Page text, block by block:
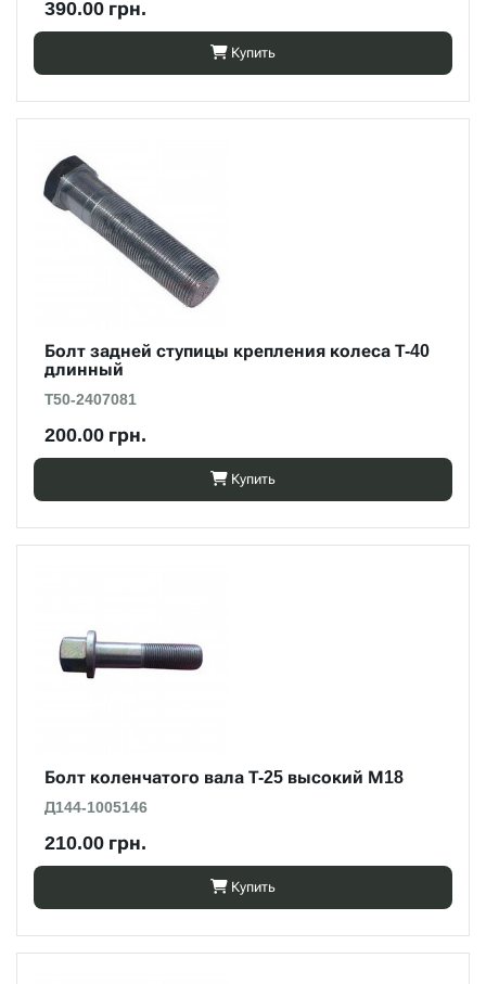
390.00 грн.
Купить
Болт задней ступицы крепления колеса Т-40
длинный
Т50-2407081
200.00 грн.
Купить
Болт коленчатого вала Т-25 высокий М18
Д144-1005146
210.00 грн.
Купить